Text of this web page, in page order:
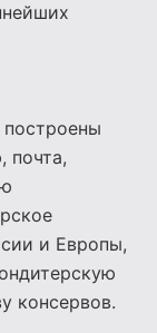
почта,
и Европы,
консервов.